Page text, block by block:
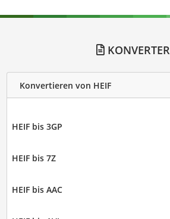
KONVERTER
Konvertieren von HEIF
HEIF bis 3GP
HEIF bis 7Z
HEIF bis AAC